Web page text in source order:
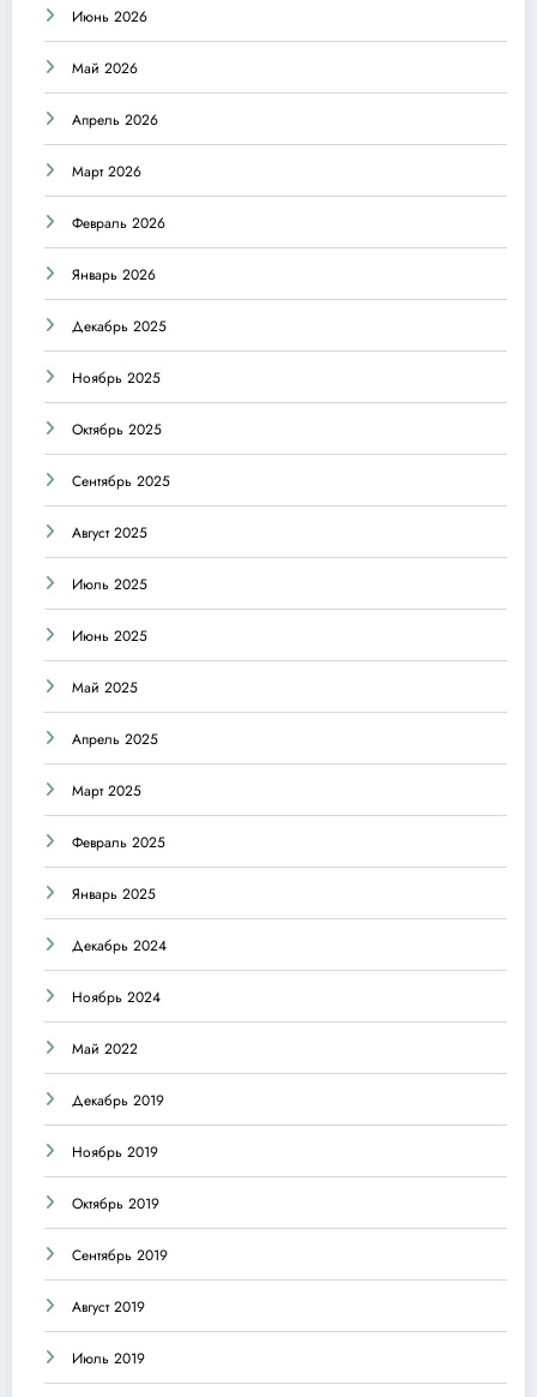
Июнь 2026
Май 2026
Апрель 2026
Март 2026
Февраль 2026
Январь 2026
Декабрь 2025
Ноябрь 2025
Октябрь 2025
Сентябрь 2025
Август 2025
Июль 2025
Июнь 2025
Май 2025
Апрель 2025
Март 2025
Февраль 2025
Январь 2025
Декабрь 2024
Ноябрь 2024
Май 2022
Декабрь 2019
Ноябрь 2019
Октябрь 2019
Сентябрь 2019
Август 2019
Июль 2019